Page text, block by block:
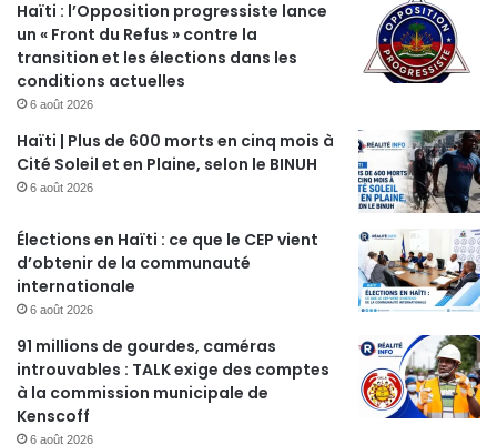
Haïti : l’Opposition progressiste lance
un « Front du Refus » contre la
transition et les élections dans les
conditions actuelles
6 août 2026
Haïti | Plus de 600 morts en cinq mois à
Cité Soleil et en Plaine, selon le BINUH
6 août 2026
Élections en Haïti : ce que le CEP vient
d’obtenir de la communauté
internationale
6 août 2026
91 millions de gourdes, caméras
introuvables : TALK exige des comptes
à la commission municipale de
Kenscoff
6 août 2026